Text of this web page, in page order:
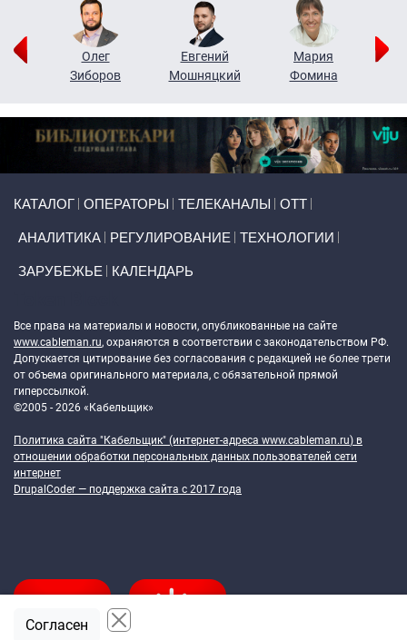
Олег
Зиборов
Евгений
Мошняцкий
Мария
Фомина
КАТАЛОГ ОПЕРАТОРЫ ТЕЛЕКАНАЛЫ ОТТ
АНАЛИТИКА РЕГУЛИРОВАНИЕ ТЕХНОЛОГИИ
ЗАРУБЕЖЬЕ КАЛЕНДАРЬ
Все права на материалы и новости, опубликованные на сайте
www.cableman.ru, охраняются в соответствии с законодательством РФ.
Допускается цитирование без согласования с редакцией не более трети
от объема оригинального материала, с обязательной прямой
гиперссылкой.
©2005 - 2026 «Кабельщик»
Политика сайта "Кабельщик" (интернет-адреса www.cableman.ru) в
отношении обработки персональных данных пользователей сети
интернет
DrupalCoder — поддержка сайта c 2017 года
Согласен